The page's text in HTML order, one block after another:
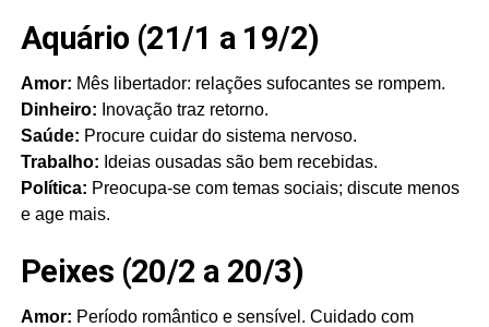
Aquário (21/1 a 19/2)
Amor: Mês libertador: relações sufocantes se rompem.
Dinheiro: Inovação traz retorno.
Saúde: Procure cuidar do sistema nervoso.
Trabalho: Ideias ousadas são bem recebidas.
Política: Preocupa-se com temas sociais; discute menos
e age mais.
Peixes (20/2 a 20/3)
Amor: Período romântico e sensível. Cuidado com